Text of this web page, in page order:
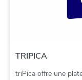
TRIPICA
triPica offre une